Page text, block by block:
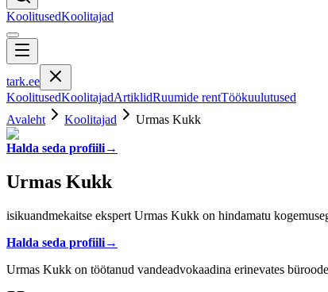
KoolitusedKoolitajad
tark.ee
KoolitusedKoolitajadArtiklidRuumide rentTöökuulutused
Avaleht
Koolitajad Urmas Kukk
Halda seda profiili→
Urmas Kukk
isikuandmekaitse ekspert Urmas Kukk on hindamatu
Halda seda profiili→
Urmas Kukk on töötanud vandeadvokaadina erinevates